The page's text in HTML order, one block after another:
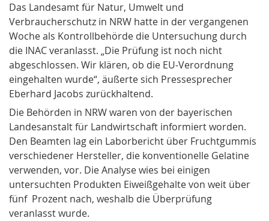
Das Landesamt für Natur, Umwelt und
Verbraucherschutz in NRW hatte in der vergangenen
Woche als Kontrollbehörde die Untersuchung durch
die INAC veranlasst. „Die Prüfung ist noch nicht
abgeschlossen. Wir klären, ob die EU-Verordnung
eingehalten wurde“, äußerte sich Pressesprecher
Eberhard Jacobs zurückhaltend.
Die Behörden in NRW waren von der bayerischen
Landesanstalt für Landwirtschaft informiert worden.
Den Beamten lag ein Laborbericht über Fruchtgummis
verschiedener Hersteller, die konventionelle Gelatine
verwenden, vor. Die Analyse wies bei einigen
untersuchten Produkten Eiweißgehalte von weit über
fünf Prozent nach, weshalb die Überprüfung
veranlasst wurde.